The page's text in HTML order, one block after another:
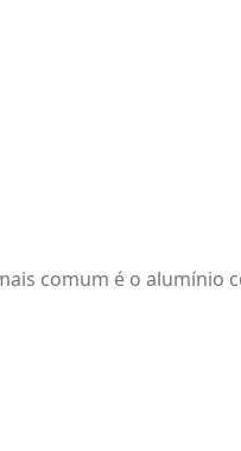
comum é o alumínio